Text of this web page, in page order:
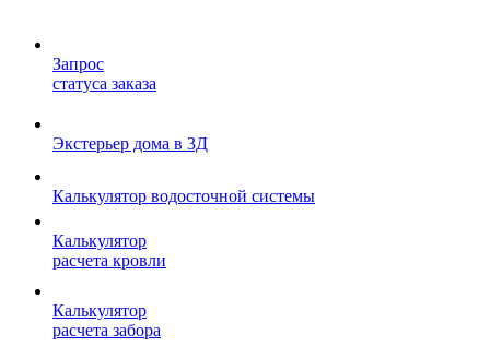
Запрос
статуса заказа
Экстерьер дома в 3Д
Калькулятор водосточной системы
Калькулятор
расчета кровли
Калькулятор
расчета забора